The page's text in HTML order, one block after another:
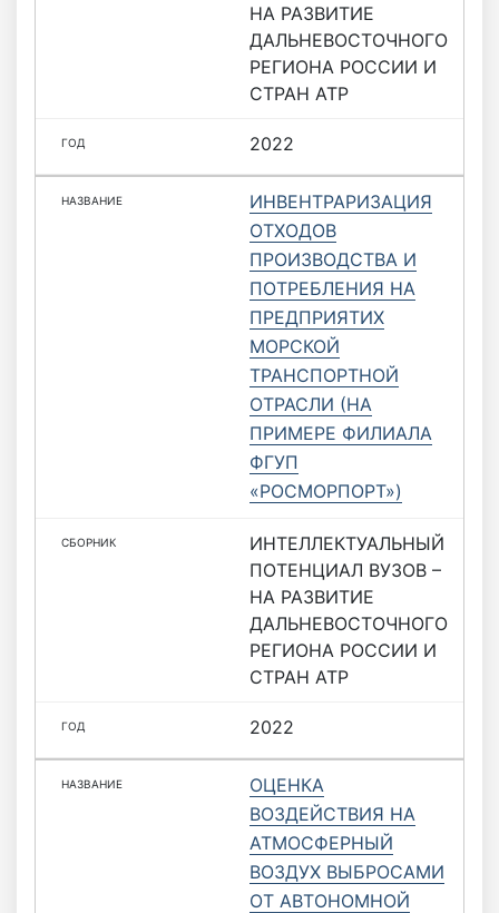
НА РАЗВИТИЕ
ДАЛЬНЕВОСТОЧНОГО
РЕГИОНА РОССИИ И
СТРАН АТР
2022
ИНВЕНТРАРИЗАЦИЯ
ОТХОДОВ
ПРОИЗВОДСТВА И
ПОТРЕБЛЕНИЯ НА
ПРЕДПРИЯТИХ
МОРСКОЙ
ТРАНСПОРТНОЙ
ОТРАСЛИ (НА
ПРИМЕРЕ ФИЛИАЛА
ФГУП
«РОСМОРПОРТ»)
ИНТЕЛЛЕКТУАЛЬНЫЙ
ПОТЕНЦИАЛ ВУЗОВ –
НА РАЗВИТИЕ
ДАЛЬНЕВОСТОЧНОГО
РЕГИОНА РОССИИ И
СТРАН АТР
2022
ОЦЕНКА
ВОЗДЕЙСТВИЯ НА
АТМОСФЕРНЫЙ
ВОЗДУХ ВЫБРОСАМИ
ОТ АВТОНОМНОЙ